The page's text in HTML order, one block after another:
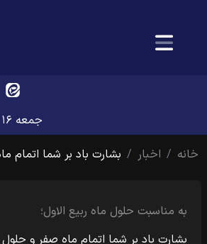
جمعه ۱۶ مرداد ۱۴۰۵ - ۱۸:۰۸
خانه
اخبار بشارت باد بر شما اتمام
به مناسبت حلول ماه ربیع الاول؛
بشارت باد بر شما اتمام ماه صفر و حلول